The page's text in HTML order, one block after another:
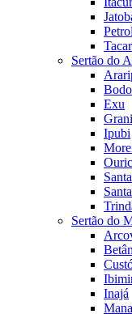
Sertão do
Exu
Ipubi
Sertão do
Inajá